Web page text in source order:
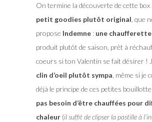
On termine la découverte de cette box
petit goodies plutôt original, que
propose Indemne: une chaufferette
produit plutôt de saison, prêt à
coeurs si ton Valentin se fait désirer !
clin d’oeil plutôt sympa, même si je
déjà le principe de ces petites
pas besoin d’être chauffées pour
chaleur(il suffit de clipser la pastille à